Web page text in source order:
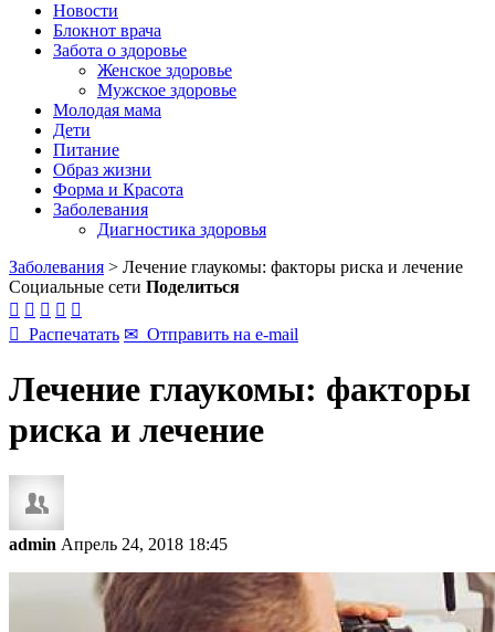
Новости
Блокнот врача
Забота о здоровье
Женское здоровье
Мужское здоровье
Молодая мама
Дети
Питание
Образ жизни
Форма и Красота
Заболевания
Диагностика здоровья
Заболевания > Лечение глаукомы: факторы риска и лечение
Социальные сети Поделиться
    
 Распечатать ✉ Отправить на e-mail
Лечение глаукомы: факторы
риска и лечение
admin Апрель 24, 2018 18:45